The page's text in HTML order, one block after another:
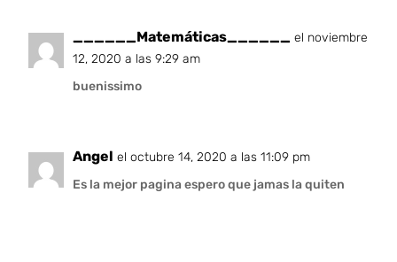
______Matemáticas______ el noviembre
12, 2020 a las 9:29 am
buenissimo
Angel el octubre 14, 2020 a las 11:09 pm
Es la mejor pagina espero que jamas la quiten